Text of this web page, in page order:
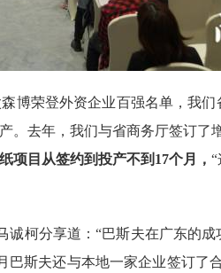
荣登外资企业百强名单，我们
去年，我们与省商务厅签订了
项目从签约到投产不到17个月，
柯分享道：“巴斯夫在广东的成
巴斯夫还与本地一家企业签订了